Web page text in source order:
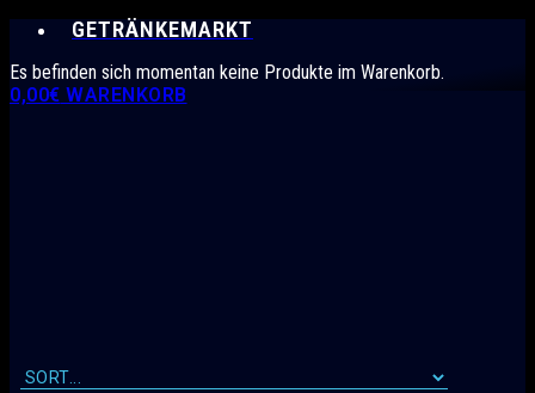
GETRÄNKEMARKT
Es befinden sich momentan keine Produkte im Warenkorb.
0,00€ WARENKORB